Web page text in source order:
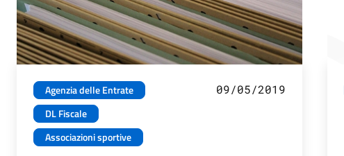
Agenzia delle Entrate
DL Fiscale
Associazioni sportive
09/05/2019